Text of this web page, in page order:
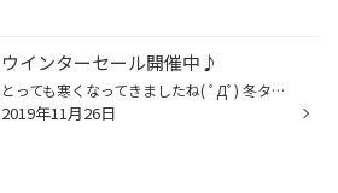
ウインターセール開催中♪
とっても寒くなってきましたね( ﾟДﾟ) 冬タイヤのご購入をお考えの方は今がとてもいい時期かと思いますので 是非お気軽にご相談にいらしてくださいね！ お待ちしております♪
2019年11月26日